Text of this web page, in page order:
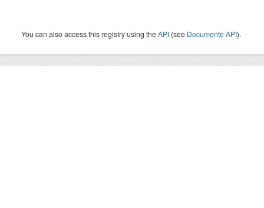
You can also access this registry using theAPI (see Documente API).